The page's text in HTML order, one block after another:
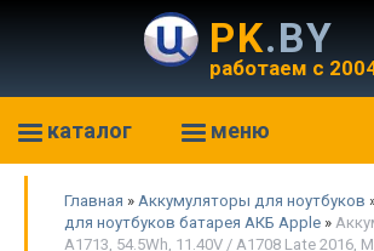
PK.BY
работаем с
каталог меню
Главная » Аккумуляторы для ноутбуков
для ноутбуков батарея АКБ Apple »
A1713, 54.5Wh, 11.40V / A1708 Late 2016,